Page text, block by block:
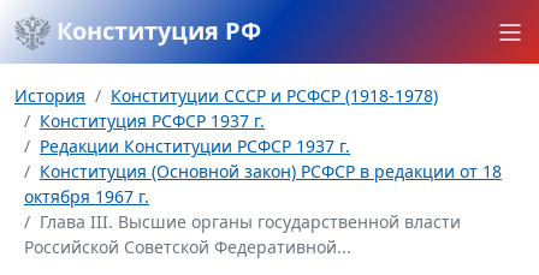
Конституция РФ
История
Конституции СССР и РСФСР (1918-1978)
Конституция РСФСР 1937 г.
Редакции Конституции РСФСР 1937 г.
Конституция (Основной закон) РСФСР в редакции от 18
октября 1967 г.
Глава III. Высшие органы государственной власти
Российской Советской Федеративной...